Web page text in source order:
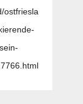
ostfriesla